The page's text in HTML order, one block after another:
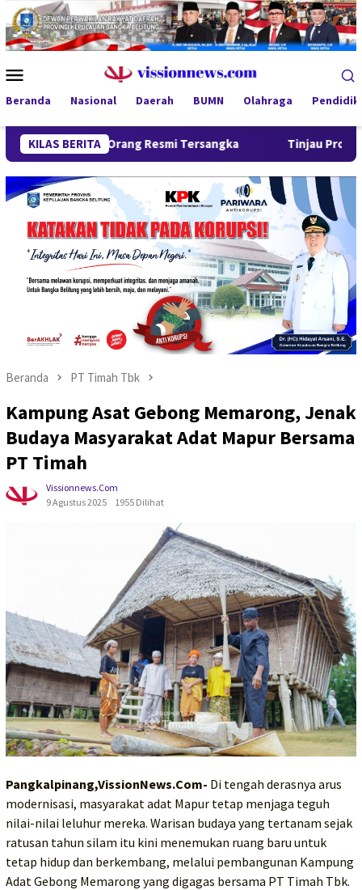
Loncat
ke
konten
Mobile
Beranda Nasional Daerah BUMN Olahraga
KILAS BERITA
Orang Resmi Tersangka Tinjau Program MBG 3B di
Beranda PT Timah Tbk
Kampung Asat Gebong Memarong, Jenak
Budaya Masyarakat Adat Mapur Bersama
PT Timah
Vissionnews.com
9 Agustus 2025
1955 Dilihat
Pangkalpinang,VissionNews.Com- Di tengah derasnya arus
modernisasi, masyarakat adat Mapur tetap menjaga teguh
nilai-nilai leluhur mereka. Warisan budaya yang tertanam sejak
ratusan tahun silam itu kini menemukan ruang baru untuk
tetap hidup dan berkembang, melalui pembangunan Kampung
Adat Gebong Memarong yang digagas bersama PT Timah Tbk.